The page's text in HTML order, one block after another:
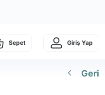
Sepet Giriş Yap
Geri